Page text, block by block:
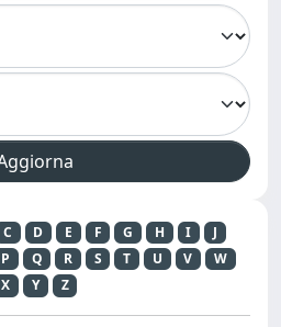
C D E F G H I
J
P Q R S T U V
W
X
Y Z